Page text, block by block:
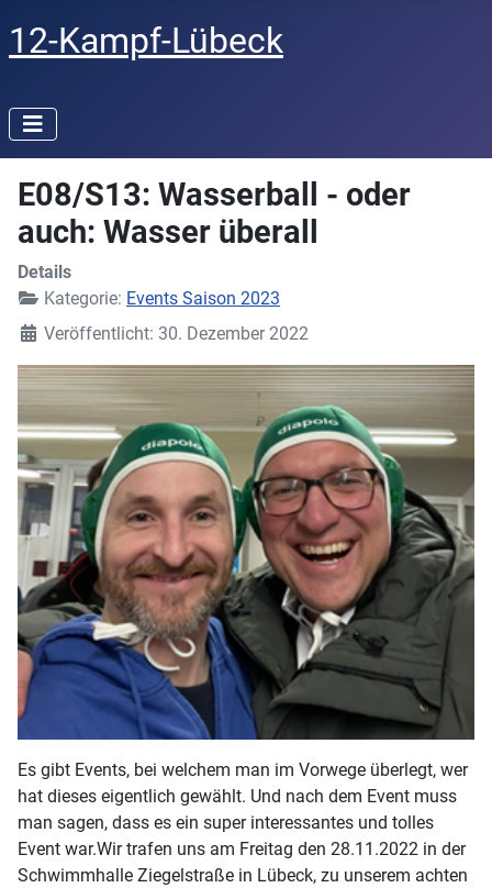
12-Kampf-Lübeck
E08/S13: Wasserball - oder
auch: Wasser überall
Details
Kategorie: Events Saison 2023
Veröffentlicht: 30. Dezember 2022
Es gibt Events, bei welchem man im Vorwege überlegt, wer
hat dieses eigentlich gewählt. Und nach dem Event muss
man sagen, dass es ein super interessantes und tolles
Event war.Wir trafen uns am Freitag den 28.11.2022 in der
Schwimmhalle Ziegelstraße in Lübeck, zu unserem achten